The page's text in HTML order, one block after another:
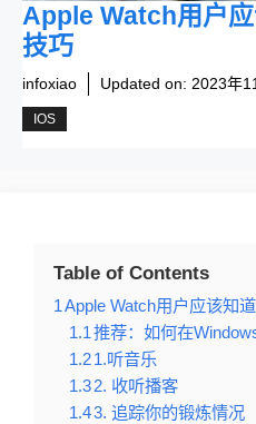
Apple Watch用户
技巧
infoxiao Updated on: 2023年
IOS
Table of Contents
1Apple Watch用户应该知
1.1推荐：如何在
1.21.听音乐
1.32. 收听播客
1.43. 追踪你的锻炼情况